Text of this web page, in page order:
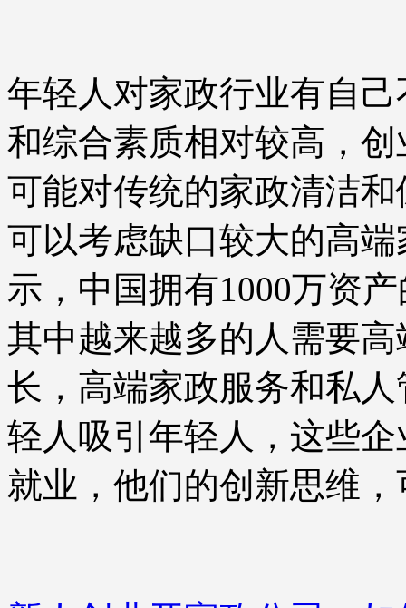
年轻人对家政行业有自
和综合素质相对较高，
可能对传统的家政清洁
可以考虑缺口较大的高
示，中国拥有1000万资
其中越来越多的人需要
长，高端家政服务和私
轻人吸引年轻人，这些
就业，他们的创新思维